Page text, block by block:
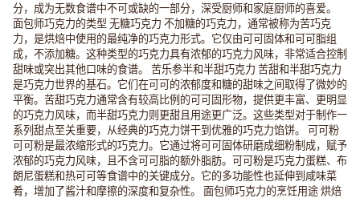
分，成为无数食谱中不可或缺的一部分，深受厨师和家庭厨师的喜爱。
面包师巧克力的类型 无糖巧克力 不加糖的巧克力，通常被称为苦巧克
力，是烘焙中使用的最纯净的巧克力形式。它仅由可可固体和可可脂组
成，不添加糖。这种类型的巧克力具有浓郁的巧克力风味，非常适合控制
甜味或突出其他口味的食谱。 苦乐参半和半甜巧克力 苦甜和半甜巧克力
是巧克力世界的基石。它们在可可的浓郁度和糖的甜味之间取得了微妙的
平衡。苦甜巧克力通常含有较高比例的可可固形物，提供更丰富、更明显
的巧克力风味，而半甜巧克力则更甜且用途更广泛。这些类型对于制作一
系列甜点至关重要，从经典的巧克力饼干到优雅的巧克力馅饼。 可可粉
可可粉是最浓缩形式的巧克力。它通过将可可固体研磨成细粉制成，赋予
浓郁的巧克力风味，且不含可可脂的额外脂肪。可可粉是巧克力蛋糕、布
朗尼蛋糕和热可可等食谱中的关键成分。它的多功能性也延伸到咸味菜
肴，增加了酱汁和摩擦的深度和复杂性。 面包师巧克力的烹饪用途 烘焙